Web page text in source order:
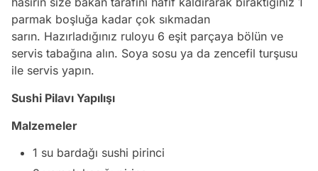
parmak boşluğa kadar çok sıkmadan
sarın. Hazırladığınız ruloyu 6 eşit parçaya bölün ve
servis tabağına alın. Soya sosu ya da zencefil turşusu
ile servis yapın.
Sushi Pilavı Yapılışı
Malzemeler
1 su bardağı sushi pirinci